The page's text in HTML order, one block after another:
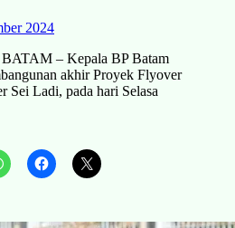
2024
– Kepala BP Batam
akhir Proyek Flyover
Sei Ladi, pada hari Selasa